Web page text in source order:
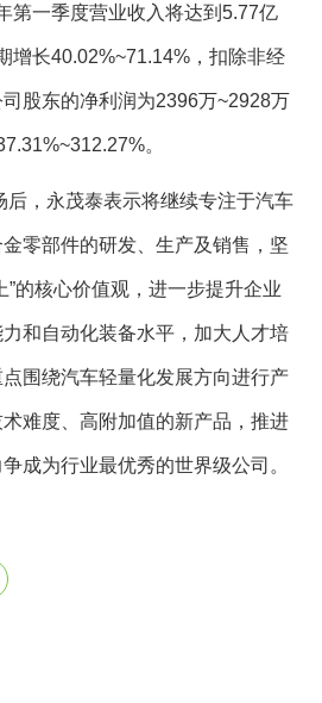
第一季度营业收入将达到5.77亿
增长40.02%~71.14%，扣除非经
股东的净利润为2396万~2928万
。
后，永茂泰表示将继续专注于汽车
零部件的研发、生产及销售，坚
”的核心价值观，进一步提升企业
和自动化装备水平，加大人才培
围绕汽车轻量化发展方向进行产
难度、高附加值的新产品，推进
成为行业最优秀的世界级公司。